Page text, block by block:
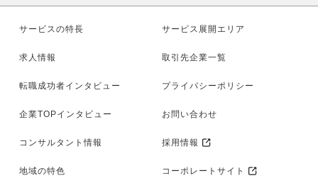
サービスの特長
求人情報
転職成功者インタビュー
企業TOPインタビュー
コンサルタント情報
地域の特色
サービス展開エリア
取引先企業一覧
プライバシーポリシー
お問い合わせ
採用情報
コーポレートサイト